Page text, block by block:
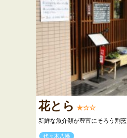
花とら ★☆☆
新鮮な魚介類が豊富にそろう割烹
代々木八幡